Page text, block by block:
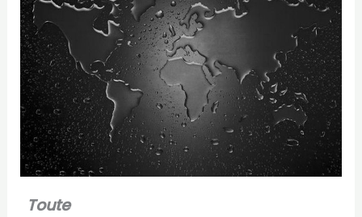
Toute